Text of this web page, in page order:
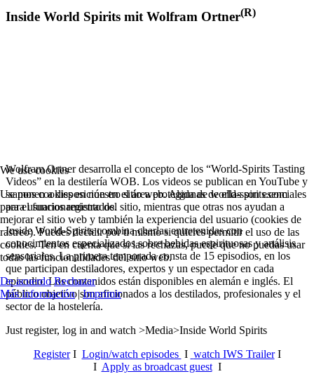
Inside World Spirits mit Wolfram Ortner(R)
Wolfram Ortner desarrolla el concepto de los “World-Spirits Tasting
Videos” en la destilería WOB. Los videos se publican en YouTube y
se ponen a disposición en el área protegida de world-spirits.com
para usuarios registrados.
Inside World-Spirits combina charlas entretenidas con
conocimientos especializados sobre bebidas espirituosas y análisis
sensoriales.La primera temporada consta de 15 episodios, en los
que participan destiladores, expertos y un espectador en cada
episodio. Los contenidos están disponibles en alemán e inglés. El
público objetivo son aficionados a los destilados, profesionales y el
sector de la hostelería.
Just register, log in and watch >Media>Inside World Spirits
RegisterI Login/watch episodes I watch IWS TrailerI
I Apply as broadcast guestI
We use cookies
Usamos cookies en nuestro sitio web. Algunas de ellas son esenciales
para el funcionamiento del sitio, mientras que otras nos ayudan a
mejorar el sitio web y también la experiencia del usuario (cookies de
rastreo). Puedes decidir por ti mismo si quieres permitir el uso de las
cookies. Ten en cuenta que si las rechazas, puede que no puedas usar
todas las funcionalidades del sitio web.
De acuerdo Rechazar
Más información|Imprimir